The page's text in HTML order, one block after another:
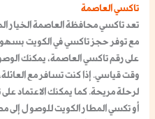
تاكسي العاصمة
تعدتاكسي محافظة العاصمة الخيار
مع توفر حجز تاكسي في الكويت
علىرقم تاكسي العاصمة، يمكنك
وقت قياسي. إذا كنت تسافر مع
لرحلة مريحة. كما يمكنك الاعتماد على
أوتكسي المطار الكويتللوصول إلى